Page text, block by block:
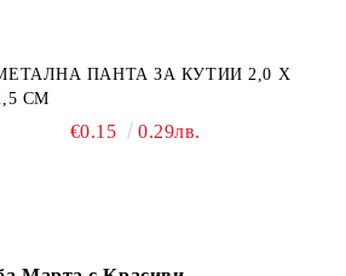
ПАНТА ЗА КУТИИ 2,0 Х
СМ
€0.15 0.29лв.